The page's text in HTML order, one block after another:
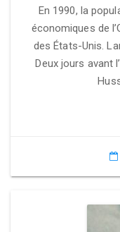
En 1990, la
économiques de
des États-Unis.
Deux jours avant